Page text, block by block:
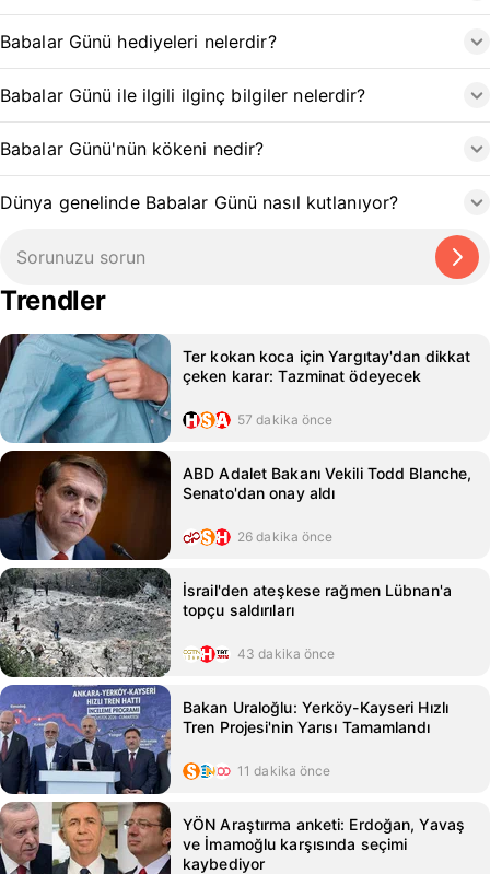
Babalar Günü hediyeleri nelerdir?
Babalar Günü ile ilgili ilginç bilgiler nelerdir?
Babalar Günü'nün kökeni nedir?
Dünya genelinde Babalar Günü nasıl kutlanıyor?
Trendler
Ter kokan koca için Yargıtay'dan dikkat
çeken karar: Tazminat ödeyecek
57 dakika önce
ABD Adalet Bakanı Vekili Todd Blanche,
Senato'dan onay aldı
26 dakika önce
İsrail'den ateşkese rağmen Lübnan'a
topçu saldırıları
43 dakika önce
Bakan Uraloğlu: Yerköy-Kayseri Hızlı
Tren Projesi'nin Yarısı Tamamlandı
11 dakika önce
YÖN Araştırma anketi: Erdoğan, Yavaş
ve İmamoğlu karşısında seçimi
kaybediyor